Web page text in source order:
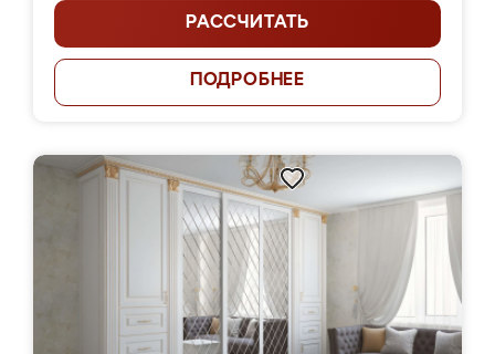
РАССЧИТАТЬ
ПОДРОБНЕЕ